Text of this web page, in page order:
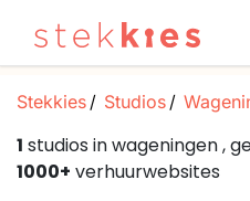
Stekkies Studios
1 studios in wageningen ,
1000+ verhuurwebsites